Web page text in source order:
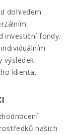
dohledem
investiční fondy.
výsledek
klienta.
našich